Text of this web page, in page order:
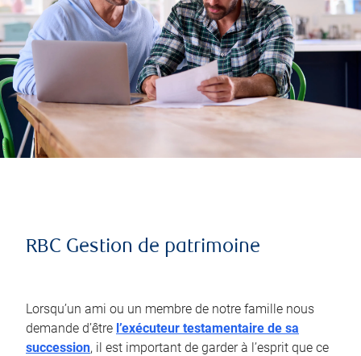
RBC Gestion de patrimoine
Lorsqu’un ami ou un membre de notre famille nous
demande d’être l’exécuteur testamentaire de sa
succession, il est important de garder à l’esprit que ce